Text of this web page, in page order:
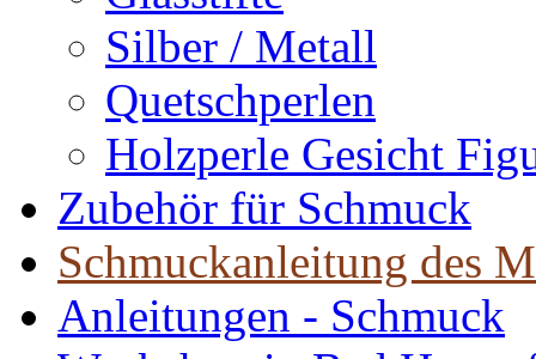
Silber / Metall
Quetschperlen
Holzperle Gesicht
Zubehör für Schmuck
Schmuckanleitung des
Anleitungen - Schmuck